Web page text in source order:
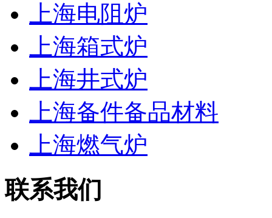
上海电阻炉
上海箱式炉
上海井式炉
上海备件备品材料
上海燃气炉
联系我们